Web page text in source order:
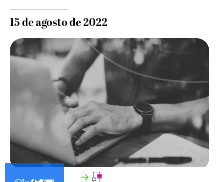
15 de agosto de 2022